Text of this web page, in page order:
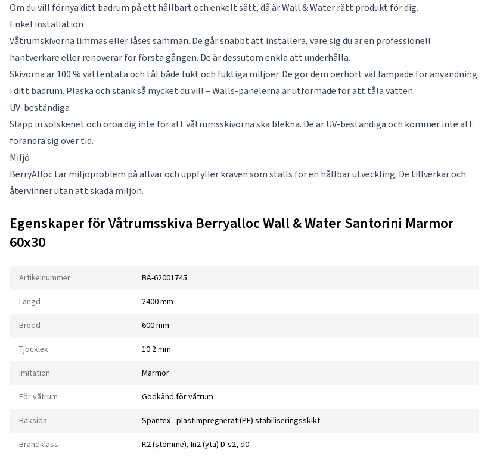
Om du vill förnya ditt badrum på ett hållbart och enkelt sätt, då är Wall & Water rätt produkt för dig.
Enkel installation
Våtrumskivorna limmas eller låses samman. De går snabbt att installera, vare sig du är en professionell
hantverkare eller renoverar för första gången. De är dessutom enkla att underhålla.
Skivorna är 100 % vattentäta och tål både fukt och fuktiga miljöer. De gör dem oerhört väl lämpade för användning
i ditt badrum. Plaska och stänk så mycket du vill – Walls-panelerna är utformade för att tåla vatten.
UV-beständiga
Släpp in solskenet och oroa dig inte för att våtrumsskivorna ska blekna. De är UV-beständiga och kommer inte att
förändra sig över tid.
Miljö
BerryAlloc tar miljöproblem på allvar och uppfyller kraven som ställs för en hållbar utveckling. De tillverkar och
återvinner utan att skada miljön.
Egenskaper för Våtrumsskiva Berryalloc Wall & Water Santorini Marmor
60x30
Artikelnummer BA-62001745
Längd 2400 mm
Bredd 600 mm
Tjocklek 10.2 mm
Imitation Marmor
För våtrum Godkänd för våtrum
Baksida Spantex - plastimpregnerat (PE) stabiliseringsskikt
Brandklass K2 (stomme), In2 (yta) D-s2, d0